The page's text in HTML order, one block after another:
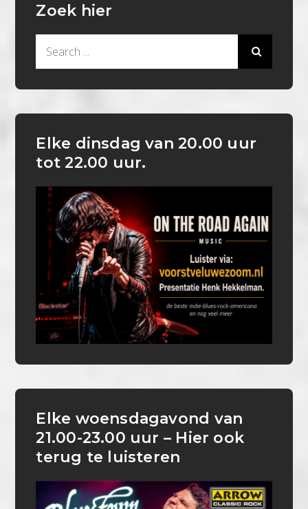
Zoek hier
Elke dinsdag van 20.00 uur
tot 22.00 uur.
Elke woensdagavond van
21.00-23.00 uur – Hier ook
terug te luisteren